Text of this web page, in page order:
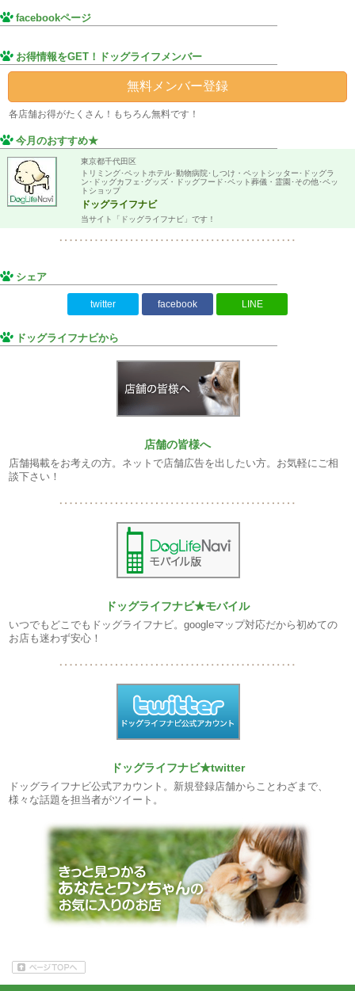
facebookページ
お得情報をGET！ドッグライフメンバー
無料メンバー登録
各店舗お得がたくさん！もちろん無料です！
今月のおすすめ★
東京都千代田区
トリミング･ペットホテル･動物病院･しつけ・ペットシッター･ドッグラ
ン･ドッグカフェ･グッズ・ドッグフード･ペット葬儀・霊園･その他･ペッ
トショップ
ドッグライフナビ
当サイト「ドッグライフナビ」です！
シェア
twitter facebook LINE
ドッグライフナビから
店舗の皆様へ
店舗掲載をお考えの方。ネットで店舗広告を出したい方。お気軽にご相
談下さい！
ドッグライフナビ★モバイル
いつでもどこでもドッグライフナビ。googleマップ対応だから初めての
お店も迷わず安心！
ドッグライフナビ★twitter
ドッグライフナビ公式アカウント。新規登録店舗からことわざまで、
様々な話題を担当者がツイート。